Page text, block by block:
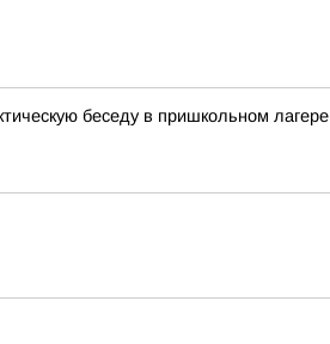
беседу в пришкольном лагере